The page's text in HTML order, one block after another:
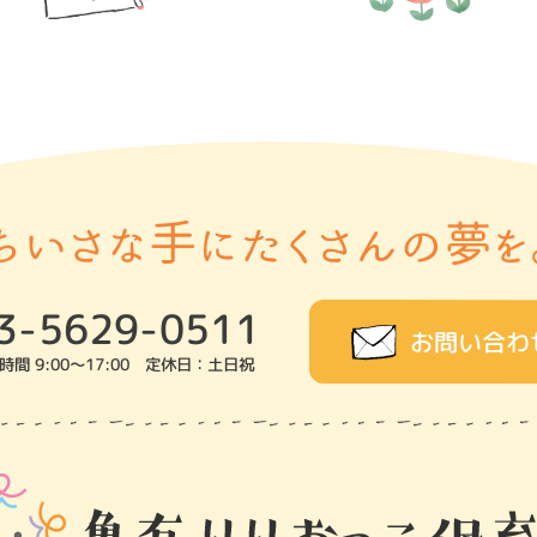
5629-0511
間 9:00～17:00 定休日：土日祝
お問い合わ